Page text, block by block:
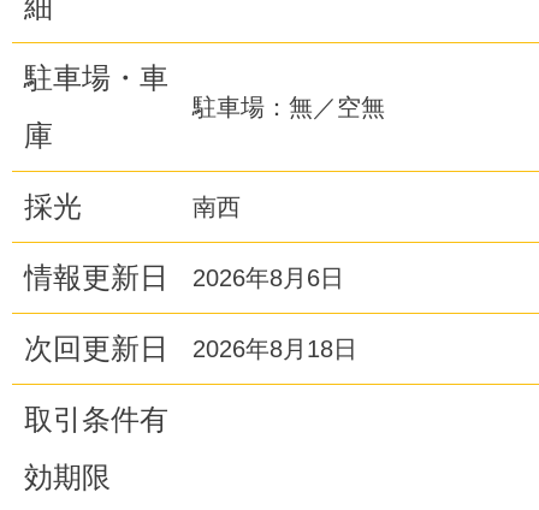
細
駐車場・車
庫
駐車場：無／空無
採光 南西
情報更新日 2026年8月6日
次回更新日 2026年8月18日
取引条件有
効期限